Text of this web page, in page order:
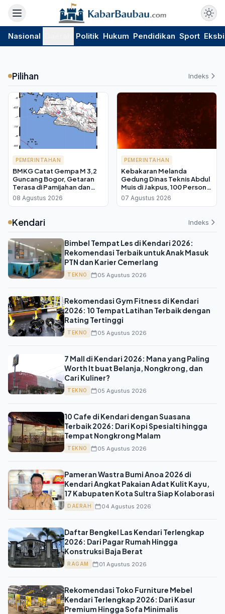
Nasional Politik Hukum Pendidikan Sport
Pilihan Indeks
PEMERINTAHAN
BMKG Catat Gempa M 3,2
Guncang Bogor, Getaran
Terasa di Pamijahan dan
Leuwiliang
08 Agustus 2026
PEMERINTAHAN
Kebakaran Melanda
Gedung Dinas Teknis Abdul
Muis di Jakpus, 100 Personel
Damkar Diterjunkan
07 Agustus 2026
Kendari Indeks
Bimbel Tempat Les di Kendari 2026:
Rekomendasi Terbaik untuk Anak Masuk
PTN dan Karier Cemerlang
TEKNO 05 Agustus 2026
Rekomendasi Gym Fitness di Kendari
2026: 10 Tempat Latihan Terbaik dengan
Rating Tertinggi
TEKNO 05 Agustus 2026
7 Mall di Kendari 2026: Mana yang Paling
Worth It buat Belanja, Nongkrong, dan
Cari Kuliner?
TEKNO 05 Agustus 2026
10 Cafe di Kendari dengan Suasana
Terbaik 2026: Dari Kopi Spesialti hingga
Tempat Nongkrong Malam
TEKNO 05 Agustus 2026
Pameran Wastra Bumi Anoa 2026 di
Kendari Angkat Pakaian Adat Kulit Kayu,
17 Kabupaten Kota Sultra Siap Kolaborasi
DAERAH 04 Agustus 2026
Daftar Bengkel Las Kendari Terlengkap
2026: Dari Pagar Rumah Hingga
Konstruksi Baja Berat
RAGAM 01 Agustus 2026
Rekomendasi Toko Furniture Mebel
Kendari Terlengkap 2026: Dari Kasur
Premium Hingga Sofa Minimalis